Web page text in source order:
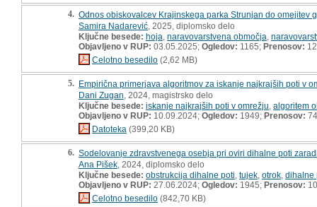
4. Odnos obiskovalcev Krajinskega parka Strunjan do omejitev
Samira Nadarević , 2025, diplomsko delo
Ključne besede: hoja naravovarstvena območja
Objavljeno v RUP: 03.05.2025; Ogledov: 1165; Prenosov: 12
Celotno besedilo (2,62 MB)
5. Empirična primerjava algoritmov za iskanje najkrajših poti v
Dani Zugan , 2024, magistrsko delo
Ključne besede: iskanje najkrajših poti v omrežju algoritem
Objavljeno v RUP: 10.09.2024; Ogledov: 1949; Prenosov: 74
Datoteka (399,20 KB)
6. Sodelovanje zdravstvenega osebja pri oviri dihalne poti
Ana Pišek , 2024, diplomsko delo
Ključne besede: obstrukcija dihalne poti tujek otrok dihalne
Objavljeno v RUP: 27.06.2024; Ogledov: 1945; Prenosov:
Celotno besedilo (842,70 KB)